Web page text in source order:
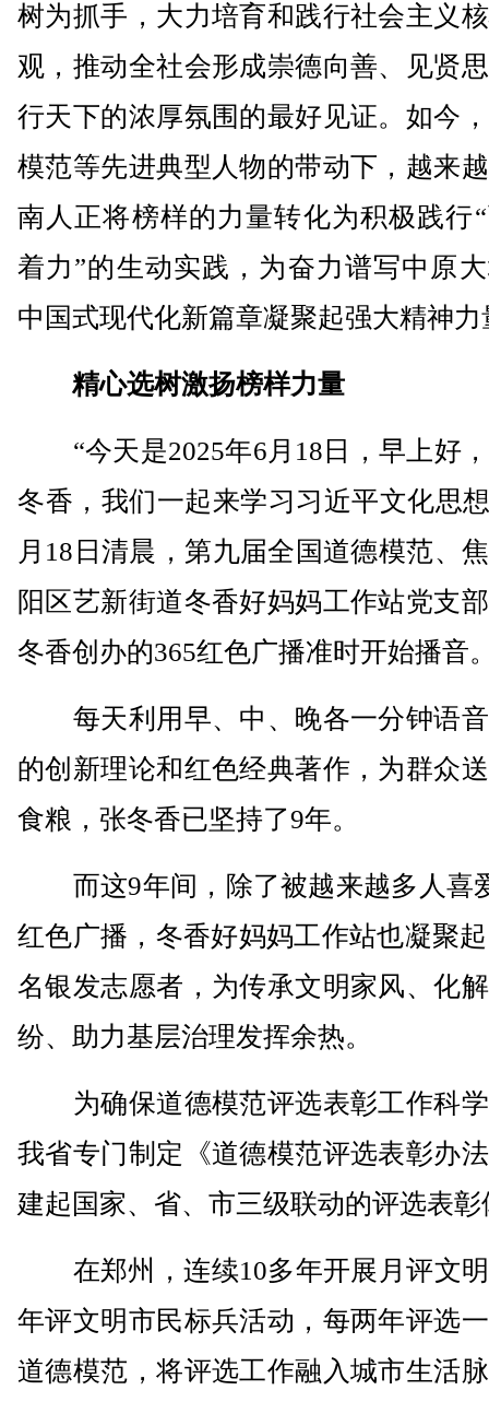
树为抓手，大力培育和践行社会主义
观，推动全社会形成崇德向善、见贤
行天下的浓厚氛围的最好见证。如今
模范等先进典型人物的带动下，越来
南人正将榜样的力量转化为积极践行
着力”的生动实践，为奋力谱写中原
中国式现代化新篇章凝聚起强大精神力
精心选树激扬榜样力量
“今天是2025年6月18日，早上好
冬香，我们一起来学习习近平文化思
月18日清晨，第九届全国道德模范、
阳区艺新街道冬香好妈妈工作站党支
冬香创办的365红色广播准时开始播音
每天利用早、中、晚各一分钟语
的创新理论和红色经典著作，为群众
食粮，张冬香已坚持了9年。
而这9年间，除了被越来越多人喜
红色广播，冬香好妈妈工作站也凝聚
名银发志愿者，为传承文明家风、化
纷、助力基层治理发挥余热。
为确保道德模范评选表彰工作科
我省专门制定《道德模范评选表彰办
建起国家、省、市三级联动的评选表彰
在郑州，连续10多年开展月评文
年评文明市民标兵活动，每两年评选
道德模范，将评选工作融入城市生活